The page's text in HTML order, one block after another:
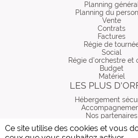
Ce site utilise des cookies et vous
Planning
Planning du
Vente
Contrats
Factures
Régie de
Social
Régie d’orchestre et
Budget
Matériel
LES PLUS
Hébergement
Nos partenaires